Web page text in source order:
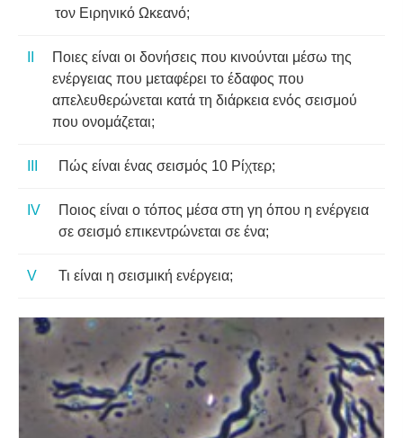
τον Ειρηνικό Ωκεανό;
Ποιες είναι οι δονήσεις που κινούνται μέσω της
ενέργειας που μεταφέρει το έδαφος που
απελευθερώνεται κατά τη διάρκεια ενός σεισμού
που ονομάζεται;
Πώς είναι ένας σεισμός 10 Ρίχτερ;
Ποιος είναι ο τόπος μέσα στη γη όπου η ενέργεια
σε σεισμό επικεντρώνεται σε ένα;
Τι είναι η σεισμική ενέργεια;